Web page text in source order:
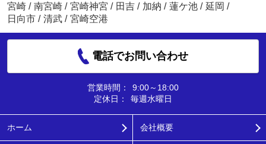
宮崎 / 南宮崎 / 宮崎神宮 / 田吉 / 加納 / 蓮ケ池 / 延岡 /
日向市 / 清武 / 宮崎空港
電話でお問い合わせ
営業時間：
9:00～18:00
定休日：
毎週水曜日
ホーム 会社概要